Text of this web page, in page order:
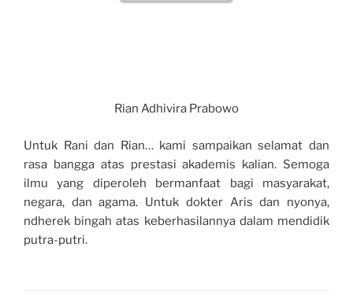
Rian Adhivira Prabowo
Untuk Rani dan Rian… kami sampaikan selamat dan
rasa bangga atas prestasi akademis kalian. Semoga
ilmu yang diperoleh bermanfaat bagi masyarakat,
negara, dan agama. Untuk dokter Aris dan nyonya,
ndherek bingah atas keberhasilannya dalam mendidik
putra-putri.